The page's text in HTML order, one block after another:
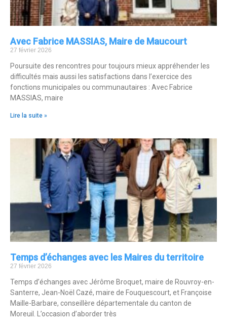
Avec Fabrice MASSIAS, Maire de Maucourt
27 février 2026
Poursuite des rencontres pour toujours mieux appréhender les
difficultés mais aussi les satisfactions dans l’exercice des
fonctions municipales ou communautaires : Avec Fabrice
MASSIAS, maire
Lire la suite »
Temps d’échanges avec les Maires du territoire
27 février 2026
Temps d’échanges avec Jérôme Broquet, maire de Rouvroy-en-
Santerre, Jean-Noël Cazé, maire de Fouquescourt, et Françoise
Maille-Barbare, conseillère départementale du canton de
Moreuil. L’occasion d’aborder très